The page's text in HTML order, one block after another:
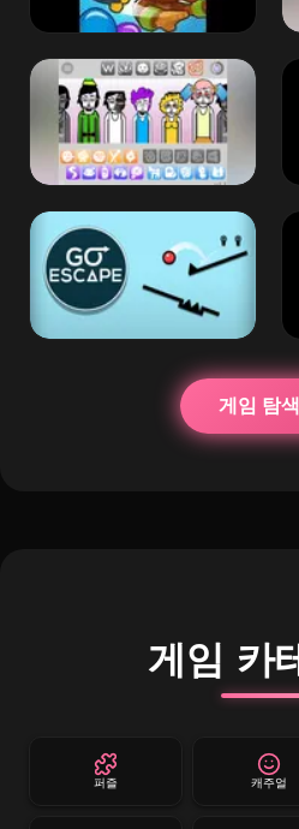
게임 탐색
게임 카
퍼즐 캐주얼